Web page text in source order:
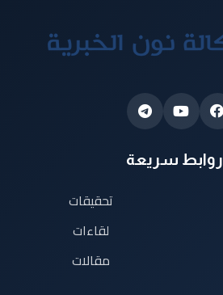
روابط سريعة
تحقيقات
لقاءات
مقالات